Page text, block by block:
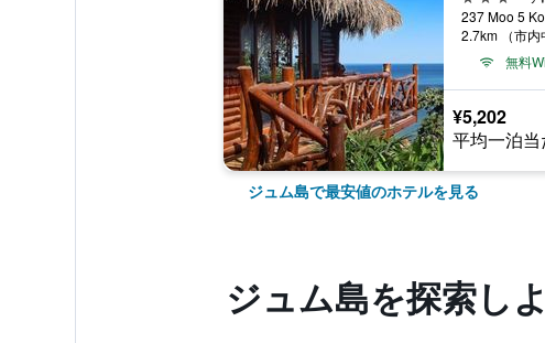
237 Moo 5
2.7km （市内
無料
¥5,202
平均一泊当
ジュム島で最安値のホテルを見る
ジュム島​を探索し